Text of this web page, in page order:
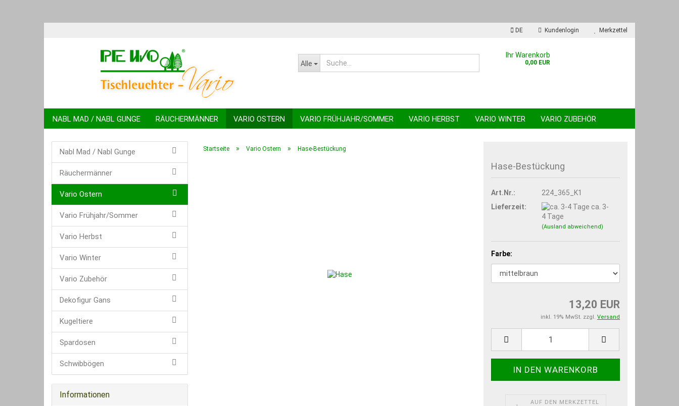
DE
Sprache auswählen
Kundenlogin Merkzettel
Alle
Ihr Warenkorb
0,00 EUR
NABL MAD / NABL GUNGE RÄUCHERMÄNNER VARIO OSTERN VARIO FRÜHJAHR/SOMMER VARIO HERBST VARIO WINTER VARIO ZUBEHÖR
DEKOFIGUR GANS KUGELTIERE SPARDOSEN
Startseite » Vario Ostern » Hase-Bestückung
Hase-Bestückung
Art.Nr.:
224_365_K1
Lieferzeit:
ca. 3-
4 Tage
(Ausland abweichend)
Farbe:
13,20 EUR
inkl. 19% MwSt. zzgl. Versand
AUF DEN MERKZETTEL
Nabl Mad / Nabl Gunge
Räuchermänner
Vario Ostern
Vario Frühjahr/Sommer
Vario Herbst
Vario Winter
Vario Zubehör
Dekofigur Gans
Kugeltiere
Spardosen
Schwibbögen
Informationen